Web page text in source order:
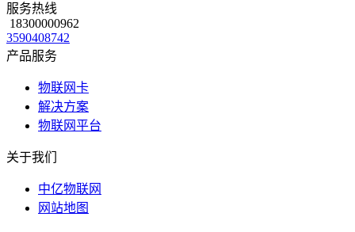
服务热线
18300000962
3590408742
产品服务
物联网卡
解决方案
物联网平台
关于我们
中亿物联网
网站地图